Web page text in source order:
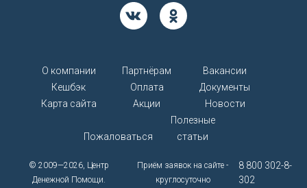
О компании Партнёрам
Вакансии
Кешбэк
Оплата
Документы
Карта сайта
Акции Новости
Пожаловаться
Полезные
статьи
© 2009—2026, Центр
Денежной Помощи.
Приём заявок на сайте -
круглосуточно
8 800 302-8-
302